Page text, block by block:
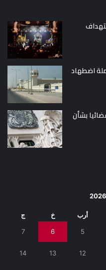
اضطهاد
بشأن
أرب خ ج
5
6
7
12
13
14